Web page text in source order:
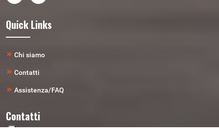
Quick Links
Chi siamo
Contatti
Assistenza/FAQ
Contatti